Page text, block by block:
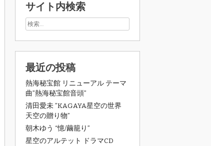
サイト内検索
最近の投稿
熱海秘宝館 リニューアル テーマ
曲”熱海秘宝館音頭”
清田愛未 ”KAGAYA星空の世界
天空の贈り物”
朝木ゆう “憶/繭籠り”
星空のアルテット ドラマCD